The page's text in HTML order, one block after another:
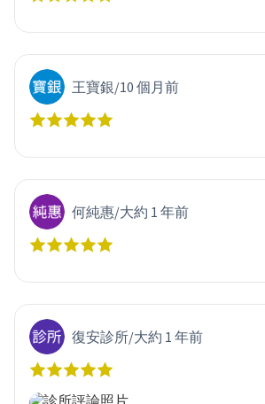
王寶銀/10 個月前
何純惠/大約 1 年前
復安診所/大約 1 年前